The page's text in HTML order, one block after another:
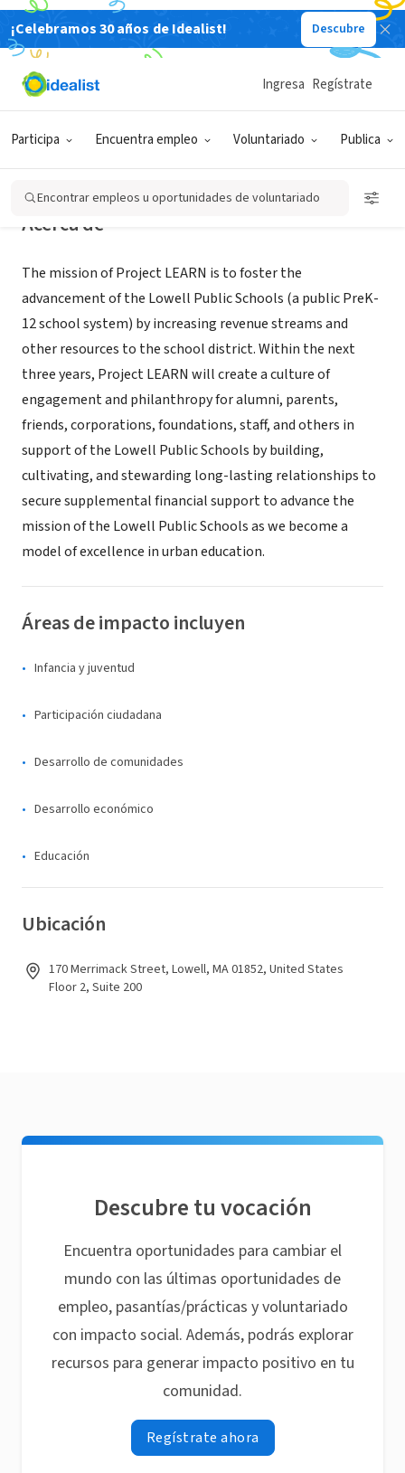
¡Celebramos 30 años de Idealist! Descubre
Participa Encuentra empleo Voluntariado Publica
Ingresa Regístrate
Encontrar empleos u oportunidades de voluntariado
ORGANIZACIÓN SIN FIN DE LUCRO
Project LEARN, Inc.
Acerca de
The mission of Project LEARN is to foster the
advancement of the Lowell Public Schools (a public PreK-
12 school system) by increasing revenue streams and
other resources to the school district. Within the next
three years, Project LEARN will create a culture of
engagement and philanthropy for alumni, parents,
friends, corporations, foundations, staff, and others in
support of the Lowell Public Schools by building,
cultivating, and stewarding long-lasting relationships to
secure supplemental financial support to advance the
mission of the Lowell Public Schools as we become a
model of excellence in urban education.
Áreas de impacto incluyen
Infancia y juventud
Participación ciudadana
Desarrollo de comunidades
Desarrollo económico
Educación
Ubicación
170 Merrimack Street, Lowell, MA 01852, United States
Floor 2, Suite 200
Descubre tu vocación
Encuentra oportunidades para cambiar el
mundo con las últimas oportunidades de
empleo, pasantías/prácticas y voluntariado
con impacto social. Además, podrás explorar
recursos para generar impacto positivo en tu
comunidad.
Regístrate ahora